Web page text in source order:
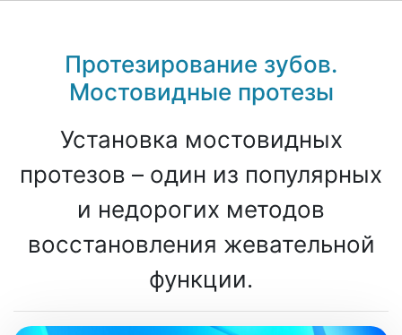
Протезирование зубов.
Мостовидные протезы
Установка мостовидных
протезов – один из популярных
и недорогих методов
восстановления жевательной
функции.